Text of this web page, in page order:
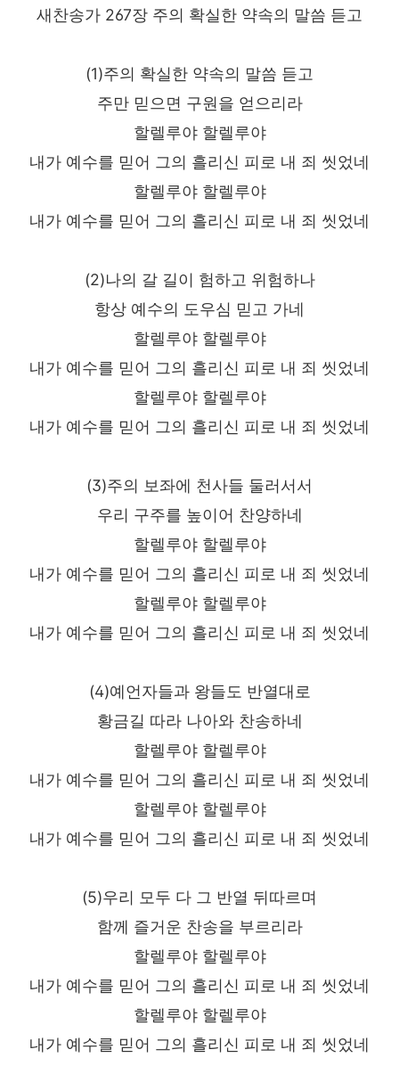
새찬송가 267장 주의 확실한 약속의 말씀 듣고
(1)주의 확실한 약속의 말씀 듣고
주만 믿으면 구원을 얻으리라
할렐루야 할렐루야
내가 예수를 믿어 그의 흘리신 피로 내 죄 씻었네
할렐루야 할렐루야
내가 예수를 믿어 그의 흘리신 피로 내 죄 씻었네
(2)나의 갈 길이 험하고 위험하나
항상 예수의 도우심 믿고 가네
할렐루야 할렐루야
내가 예수를 믿어 그의 흘리신 피로 내 죄 씻었네
할렐루야 할렐루야
내가 예수를 믿어 그의 흘리신 피로 내 죄 씻었네
(3)주의 보좌에 천사들 둘러서서
우리 구주를 높이어 찬양하네
할렐루야 할렐루야
내가 예수를 믿어 그의 흘리신 피로 내 죄 씻었네
할렐루야 할렐루야
내가 예수를 믿어 그의 흘리신 피로 내 죄 씻었네
(4)예언자들과 왕들도 반열대로
황금길 따라 나아와 찬송하네
할렐루야 할렐루야
내가 예수를 믿어 그의 흘리신 피로 내 죄 씻었네
할렐루야 할렐루야
내가 예수를 믿어 그의 흘리신 피로 내 죄 씻었네
(5)우리 모두 다 그 반열 뒤따르며
함께 즐거운 찬송을 부르리라
할렐루야 할렐루야
내가 예수를 믿어 그의 흘리신 피로 내 죄 씻었네
할렐루야 할렐루야
내가 예수를 믿어 그의 흘리신 피로 내 죄 씻었네